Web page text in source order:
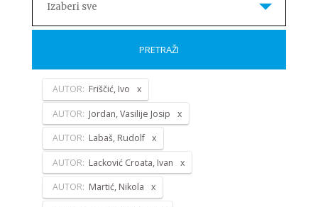
Izaberi sve
PRETRAŽI
AUTOR: Friščić, Ivo
AUTOR: Jordan, Vasilije Josip
AUTOR: Labaš, Rudolf
AUTOR: Lacković Croata, Ivan
AUTOR: Martić, Nikola